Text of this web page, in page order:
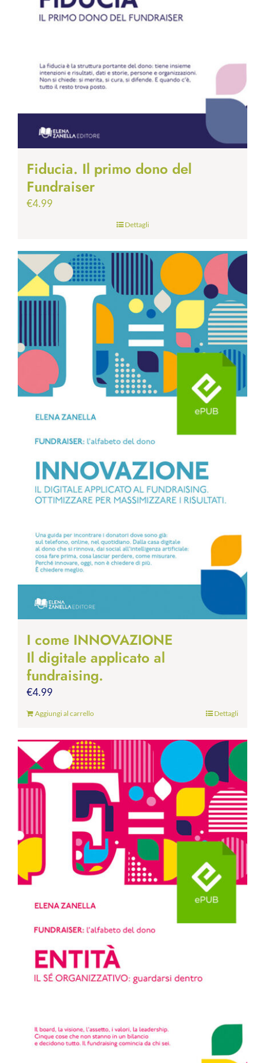
Fiducia. Il primo dono del
Fundraiser
€4.99
Dettagli
I come INNOVAZIONE
Il digitale applicato al
fundraising.
€4.99
Aggiungi al carrello Dettagli